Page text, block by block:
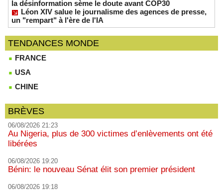
la désinformation sème le doute avant COP30
Léon XIV salue le journalisme des agences de presse,
un "rempart" à l'ère de l'IA
TENDANCES MONDE
FRANCE
USA
CHINE
BRÈVES
06/08/2026 21:23
Au Nigeria, plus de 300 victimes d’enlèvements ont été
libérées
06/08/2026 19:20
Bénin: le nouveau Sénat élit son premier président
06/08/2026 19:18